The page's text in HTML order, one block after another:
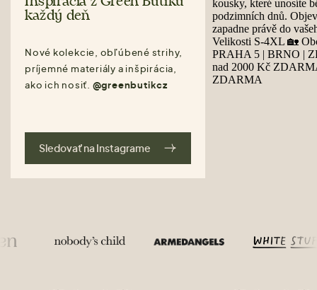
každý deň
Nové kolekcie, obľúbené strihy,
príjemné materiály a inšpirácia,
ako ich nosiť. @greenbutikcz
Sledovať na Instagrame